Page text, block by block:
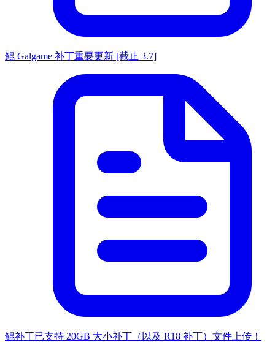
鲲 Galgame 补丁重要更新 [截止 3.7]
鲲补丁已支持 20GB 大小补丁（以及 R18 补丁）文件上传！